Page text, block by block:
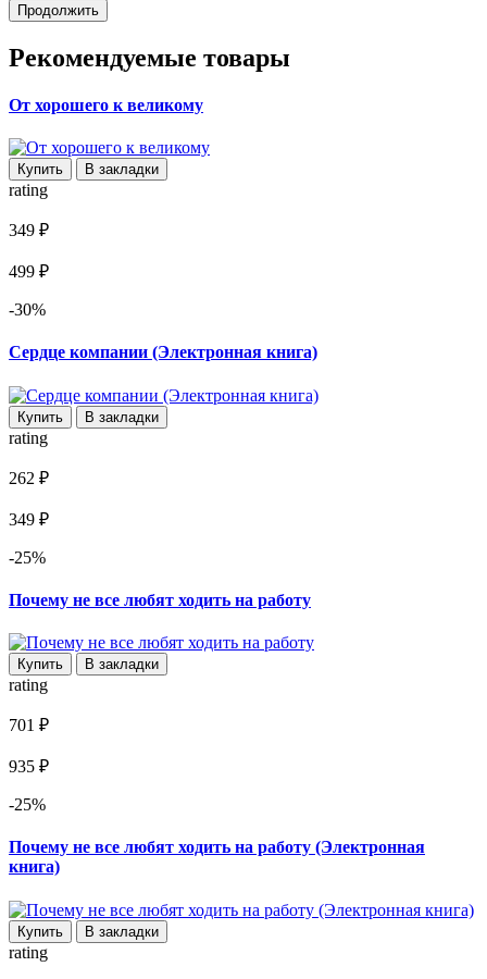
Продолжить
Рекомендуемые товары
От хорошего к великому
Купить В закладки
rating
349 ₽
499 ₽
-30%
Сердце компании (Электронная книга)
Купить В закладки
rating
262 ₽
349 ₽
-25%
Почему не все любят ходить на работу
Купить В закладки
rating
701 ₽
935 ₽
-25%
Почему не все любят ходить на работу (Электронная
книга)
Купить В закладки
rating